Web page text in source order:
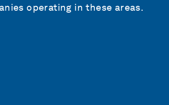
operating in these areas.